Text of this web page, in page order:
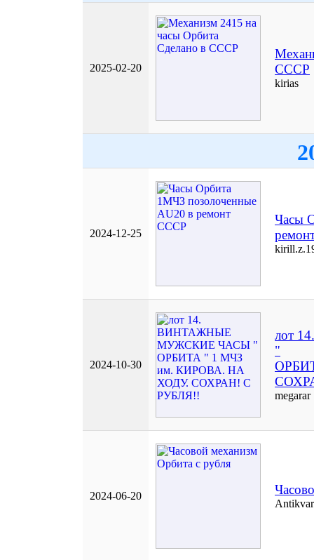
2025-02-20
СССР
kirias
2024-12-25
Часы
2024-10-30
лот
"
megarar
2024-06-20